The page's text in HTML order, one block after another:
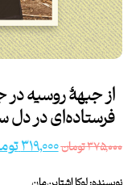
از جبهۀ روسیه در
فرستاده‌ای در دل
۳۷۵,۰۰۰تومان۳۱۹,۰۰۰